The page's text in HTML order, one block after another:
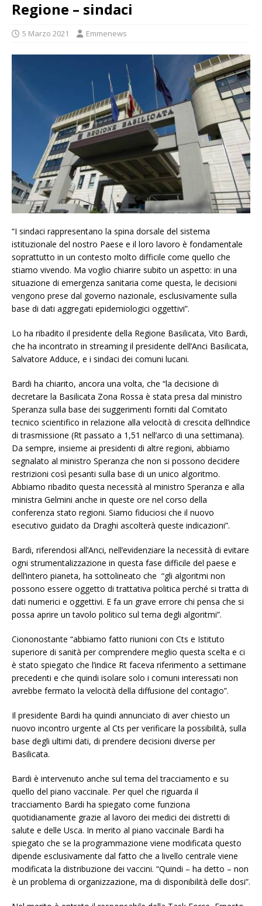
Regione – sindaci
5 Marzo 2021 Emmenews
“I sindaci rappresentano la spina dorsale del sistema
istituzionale del nostro Paese e il loro lavoro è fondamentale
soprattutto in un contesto molto difficile come quello che
stiamo vivendo. Ma voglio chiarire subito un aspetto: in una
situazione di emergenza sanitaria come questa, le decisioni
vengono prese dal governo nazionale, esclusivamente sulla
base di dati aggregati epidemiologici oggettivi”.
Lo ha ribadito il presidente della Regione Basilicata, Vito Bardi,
che ha incontrato in streaming il presidente dell’Anci Basilicata,
Salvatore Adduce, e i sindaci dei comuni lucani.
Bardi ha chiarito, ancora una volta, che “la decisione di
decretare la Basilicata Zona Rossa è stata presa dal ministro
Speranza sulla base dei suggerimenti forniti dal Comitato
tecnico scientifico in relazione alla velocità di crescita dell’indice
di trasmissione (Rt passato a 1,51 nell’arco di una settimana).
Da sempre, insieme ai presidenti di altre regioni, abbiamo
segnalato al ministro Speranza che non si possono decidere
restrizioni così pesanti sulla base di un unico algoritmo.
Abbiamo ribadito questa necessità al ministro Speranza e alla
ministra Gelmini anche in queste ore nel corso della
conferenza stato regioni. Siamo fiduciosi che il nuovo
esecutivo guidato da Draghi ascolterà queste indicazioni”.
Bardi, riferendosi all’Anci, nell’evidenziare la necessità di evitare
ogni strumentalizzazione in questa fase difficile del paese e
dell’intero pianeta, ha sottolineato che “gli algoritmi non
possono essere oggetto di trattativa politica perché si tratta di
dati numerici e oggettivi. E fa un grave errore chi pensa che si
possa aprire un tavolo politico sul tema degli algoritmi”.
Ciononostante “abbiamo fatto riunioni con Cts e Istituto
superiore di sanità per comprendere meglio questa scelta e ci
è stato spiegato che l’indice Rt faceva riferimento a settimane
precedenti e che quindi isolare solo i comuni interessati non
avrebbe fermato la velocità della diffusione del contagio”.
Il presidente Bardi ha quindi annunciato di aver chiesto un
nuovo incontro urgente al Cts per verificare la possibilità, sulla
base degli ultimi dati, di prendere decisioni diverse per
Basilicata.
Bardi è intervenuto anche sul tema del tracciamento e su
quello del piano vaccinale. Per quel che riguarda il
tracciamento Bardi ha spiegato come funziona
quotidianamente grazie al lavoro dei medici dei distretti di
salute e delle Usca. In merito al piano vaccinale Bardi ha
spiegato che se la programmazione viene modificata questo
dipende esclusivamente dal fatto che a livello centrale viene
modificata la distribuzione dei vaccini. “Quindi – ha detto – non
è un problema di organizzazione, ma di disponibilità delle dosi”.